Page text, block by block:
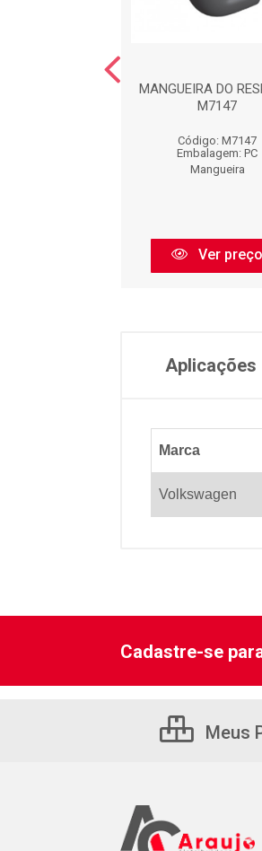
MANGUEIRA DO
M7147
Código: M7147
Embalagem: PC
Mangueira
Ver preço
Aplicações
Marca
Volkswagen
Cadastre-se
Meus